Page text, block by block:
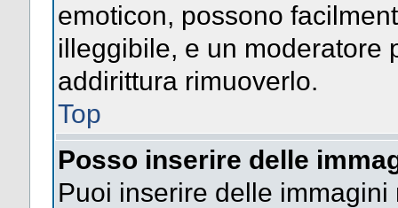
emoticon, possono
illeggibile, e un moderatore
addirittura rimuoverlo.
Top
Posso inserire delle
Puoi inserire delle